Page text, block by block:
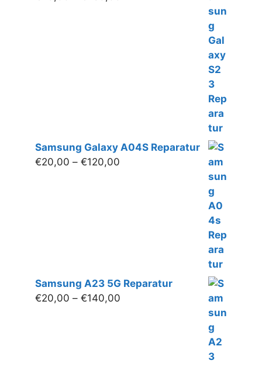
Samsung Galaxy A04S Reparatur
€20,00 – €120,00
Samsung A23 5G Reparatur
€20,00 – €140,00